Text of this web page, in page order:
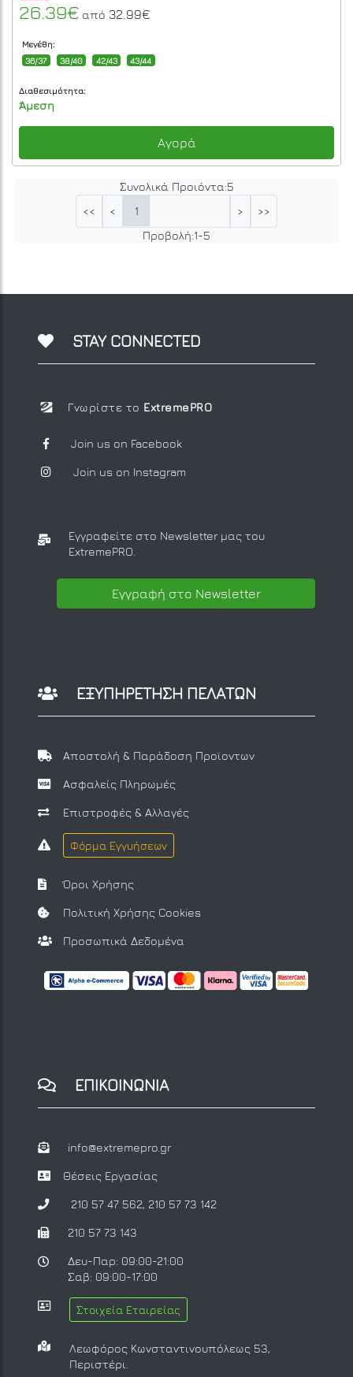
26.39€ από 32.99€
Μεγέθη:
36/37
38/40 42/43 43/44
Διαθεσιμότητα:
Άμεση
Αγορά
Συνολικά Προιόντα:5
<<
< 1 >
>>
Προβολή:1-5
STAY CONNECTED
Γνωρίστε το ExtremePRO
Join us on Facebook
Join us on Instagram
Εγγραφείτε στο Newsletter μας του
ExtremePRO.
Εγγραφή στο Newsletter
ΕΞΥΠΗΡΕΤΗΣΗ ΠΕΛΑΤΩΝ
Αποστολή & Παράδοση Προϊοντων
Ασφαλείς Πληρωμές
Επιστροφές & Αλλαγές
Φόρμα Εγγυήσεων
Όροι Χρήσης
Πολιτική Χρήσης Cookies
Προσωπικά Δεδομένα
ΕΠΙΚΟΙΝΩΝΙΑ
info@extremepro.gr
Θέσεις Εργασίας
210 57 47 562, 210 57 73 142
210 57 73 143
Δευ-Παρ: 09:00-21:00
Σαβ: 09:00-17:00
Στοιχεία Εταιρείας
Λεωφόρος Κωνσταντινουπόλεως 53,
Περιστέρι.